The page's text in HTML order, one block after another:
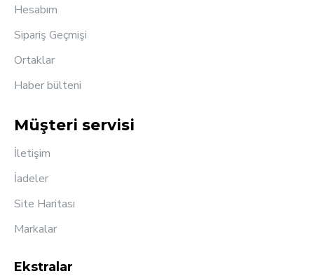
Hesabım
Sipariş Geçmişi
Ortaklar
Haber bülteni
Müşteri servisi
İletişim
İadeler
Site Haritası
Markalar
Ekstralar